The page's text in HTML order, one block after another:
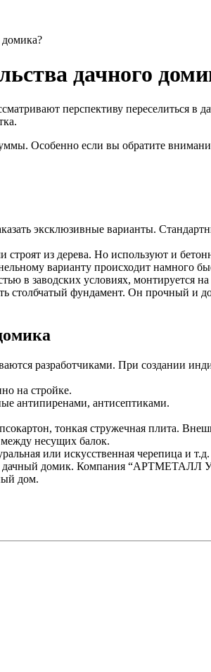
домика?
дачного
перспективу переселиться в
Особенно если вы обратите
эксклюзивные варианты.
строят из дерева. Но используют и
варианту происходит намного
в заводских условиях, монтируется
столбчатый фундамент. Он прочный и
разработчиками. При создании
на стройке.
антипиренами, антисептиками.
тонкая стружечная плита.
несущих балок.
или искусственная черепица и т.д.
домик. Компания “АРТМЕТАЛЛ
дом.